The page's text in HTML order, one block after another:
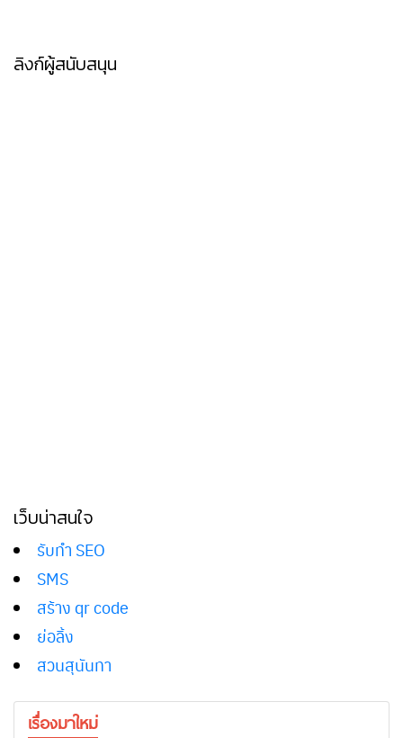
ลิงก์ผู้สนับสนุน
เว็บน่าสนใจ
รับทำ SEO
SMS
สร้าง qr code
ย่อลิ้ง
สวนสุนันทา
เรื่องมาใหม่